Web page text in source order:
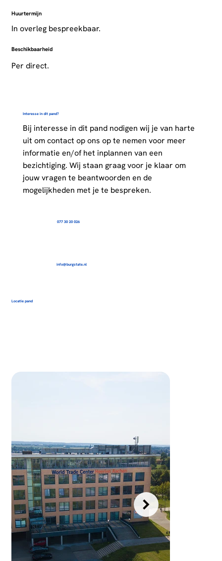
Huurtermijn
In overleg bespreekbaar.
Beschikbaarheid
Per direct.
Interesse in dit pand?
Bij interesse in dit pand nodigen wij je van harte
uit om contact op ons op te nemen voor meer
informatie en/of het inplannen van een
bezichtiging. Wij staan graag voor je klaar om
jouw vragen te beantwoorden en de
mogelijkheden met je te bespreken.
077 30 20 026
info@burgstate.nl
Locatie pand